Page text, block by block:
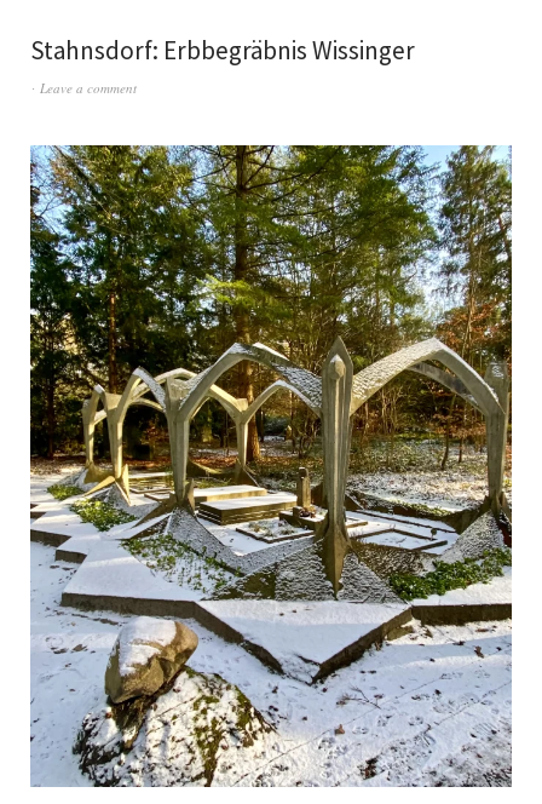
Stahnsdorf: Erbbegräbnis Wissinger
Leave a comment